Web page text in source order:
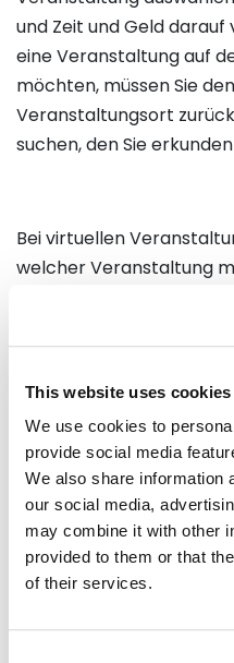
This website uses cookies
We use cookies to
provide social media
We also share information
our social media,
may combine it with other
provided to them or that
of their services.
und Zeit und Geld darauf
eine Veranstaltung auf
möchten, müssen Sie
Veranstaltungsort
suchen, den Sie
Bei virtuellen
welcher Veranstaltung
kann seine Zeit genau
parallele
Veranstaltungen zu
in die spezifische
teilnehmen möchten,
Networking-